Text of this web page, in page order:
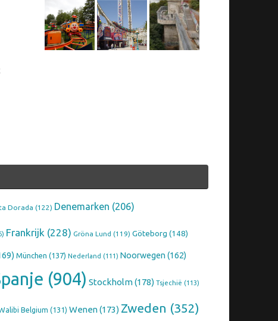
Dorada (122) Denemarken (206)
Frankrijk (228) Gröna Lund (119) Göteborg (148)
München (137) Nederland (111) Noorwegen (162)
(904) Stockholm(178) Tsjechië (113)
Belgium (131) Wenen(173) Zweden (352)